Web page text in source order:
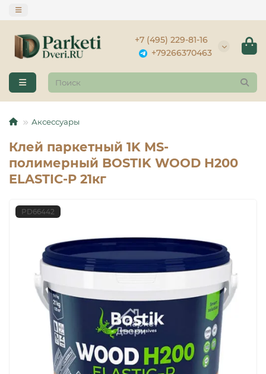
+7 (495) 229-81-16
+79266370463
Аксессуары
Клей паркетный 1K MS-
полимерный BOSTIK WOOD H200
ELASTIC-P 21кг
PD66442